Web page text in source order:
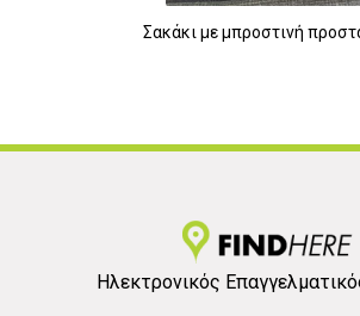
Σακάκι με μπροστινή
Ηλεκτρονικός